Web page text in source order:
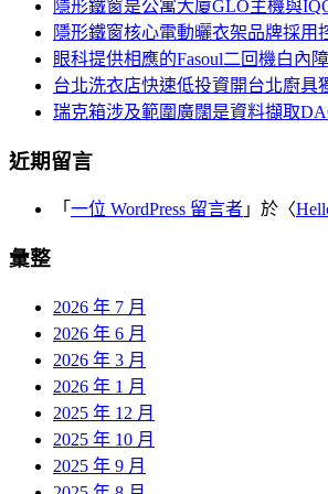
隱形鐵窗是公寓大廈GLO主機與
隱形鐵窗核心電動曬衣架品牌採用
眼科提供相應的Fasoul二回機白內
台北洗衣店快速低投資開台北廚具
瑞克箱涉及範圍廣闊是資料擷取
近期留言
「 一位 WordPress 留言者 」於〈
彙整
2026 年 7 月
2026 年 6 月
2026 年 3 月
2026 年 1 月
2025 年 12 月
2025 年 10 月
2025 年 9 月